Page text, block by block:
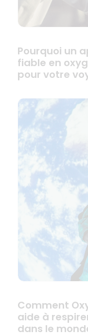
Pourquoi un
fiable en
pour votre
Comment
aide à
dans le